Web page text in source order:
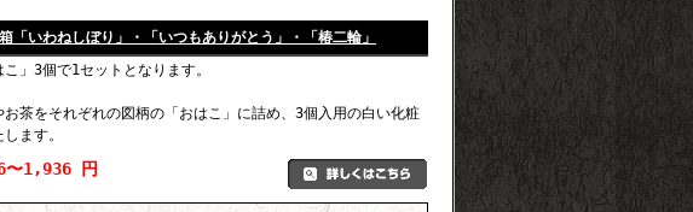
「いわねしぼり」・「いつもありがとう」・「椿二輪」
」3個で1セットとなります。
お茶をそれぞれの図柄の「おはこ」に詰め、3個入用の白い化粧
ます。
〜1,936 円